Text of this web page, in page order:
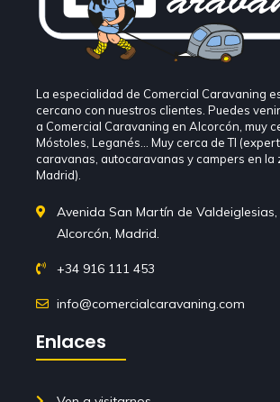
La especialidad de Comercial Caravaning
cercano con nuestros clientes. Puedes
a Comercial Caravaning en Alcorcón, muy
Móstoles, Leganés… Muy cerca de TI
caravanas, autocaravanas y campers en la
Madrid).
Avenida San Martín de Valdeiglesias,
Alcorcón, Madrid.
+34 916 111 453
info@comercialcaravaning.com
Enlaces